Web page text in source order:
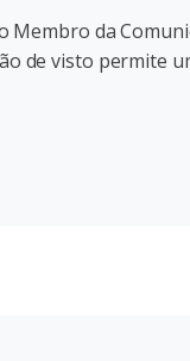
da
de visto permite